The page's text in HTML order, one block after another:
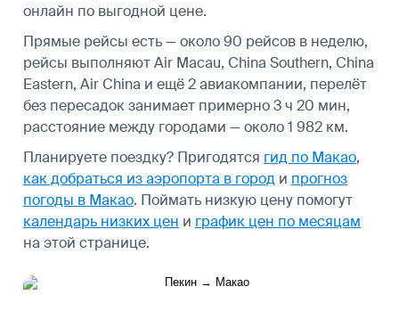
онлайн по выгодной цене.
Прямые рейсы есть — около 90 рейсов в неделю,
рейсы выполняют Air Macau, China Southern, China
Eastern, Air China и ещё 2 авиакомпании, перелёт
без пересадок занимает примерно 3 ч 20 мин,
расстояние между городами — около 1 982 км.
Планируете поездку? Пригодятся гид по Макао,
как добраться из аэропорта в город и прогноз
погоды в Макао. Поймать низкую цену помогут
календарь низких цен и график цен по месяцам
на этой странице.